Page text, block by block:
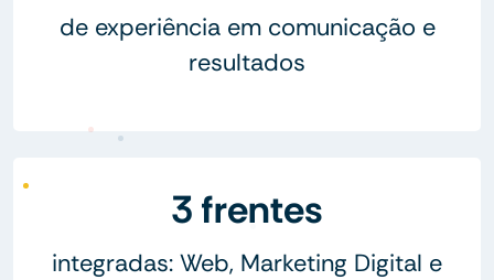
de experiência em comunicação e
resultados
3 frentes
integradas: Web, Marketing Digital e